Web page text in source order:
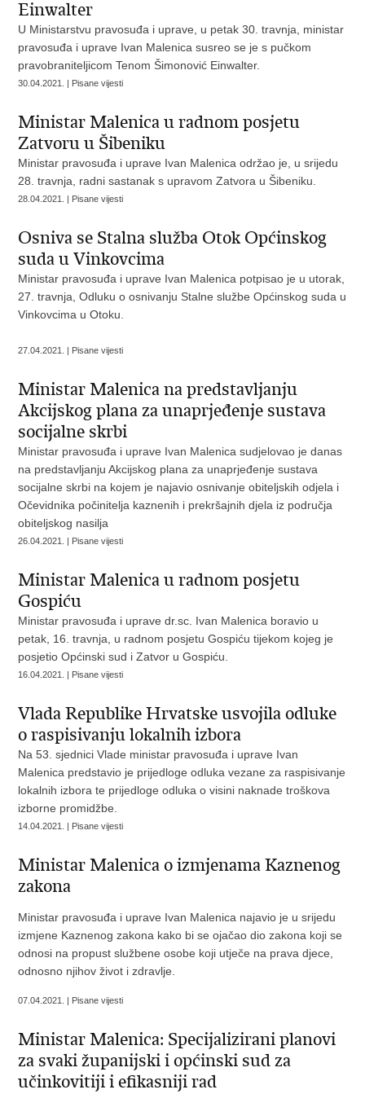
Einwalter
U Ministarstvu pravosuđa i uprave, u petak 30. travnja, ministar
pravosuđa i uprave Ivan Malenica susreo se je s pučkom
pravobraniteljicom Tenom Šimonović Einwalter.
30.04.2021. | Pisane vijesti
Ministar Malenica u radnom posjetu
Zatvoru u Šibeniku
Ministar pravosuđa i uprave Ivan Malenica održao je, u srijedu
28. travnja, radni sastanak s upravom Zatvora u Šibeniku.
28.04.2021. | Pisane vijesti
Osniva se Stalna služba Otok Općinskog
suda u Vinkovcima
Ministar pravosuđa i uprave Ivan Malenica potpisao je u utorak,
27. travnja, Odluku o osnivanju Stalne službe Općinskog suda u
Vinkovcima u Otoku.
27.04.2021. | Pisane vijesti
Ministar Malenica na predstavljanju
Akcijskog plana za unaprjeđenje sustava
socijalne skrbi
Ministar pravosuđa i uprave Ivan Malenica sudjelovao je danas
na predstavljanju Akcijskog plana za unaprjeđenje sustava
socijalne skrbi na kojem je najavio osnivanje obiteljskih odjela i
Očevidnika počinitelja kaznenih i prekršajnih djela iz područja
obiteljskog nasilja
26.04.2021. | Pisane vijesti
Ministar Malenica u radnom posjetu
Gospiću
Ministar pravosuđa i uprave dr.sc. Ivan Malenica boravio u
petak, 16. travnja, u radnom posjetu Gospiću tijekom kojeg je
posjetio Općinski sud i Zatvor u Gospiću.
16.04.2021. | Pisane vijesti
Vlada Republike Hrvatske usvojila odluke
o raspisivanju lokalnih izbora
Na 53. sjednici Vlade ministar pravosuđa i uprave Ivan
Malenica predstavio je prijedloge odluka vezane za raspisivanje
lokalnih izbora te prijedloge odluka o visini naknade troškova
izborne promidžbe.
14.04.2021. | Pisane vijesti
Ministar Malenica o izmjenama Kaznenog
zakona
Ministar pravosuđa i uprave Ivan Malenica najavio je u srijedu
izmjene Kaznenog zakona kako bi se ojačao dio zakona koji se
odnosi na propust službene osobe koji utječe na prava djece,
odnosno njihov život i zdravlje.
07.04.2021. | Pisane vijesti
Ministar Malenica: Specijalizirani planovi
za svaki županijski i općinski sud za
učinkovitiji i efikasniji rad